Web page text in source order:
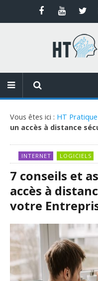
Vous êtes ici : HT Pratique
un accès à distance
INTERNET LOGICIELS
7 conseils et
accès à
votre